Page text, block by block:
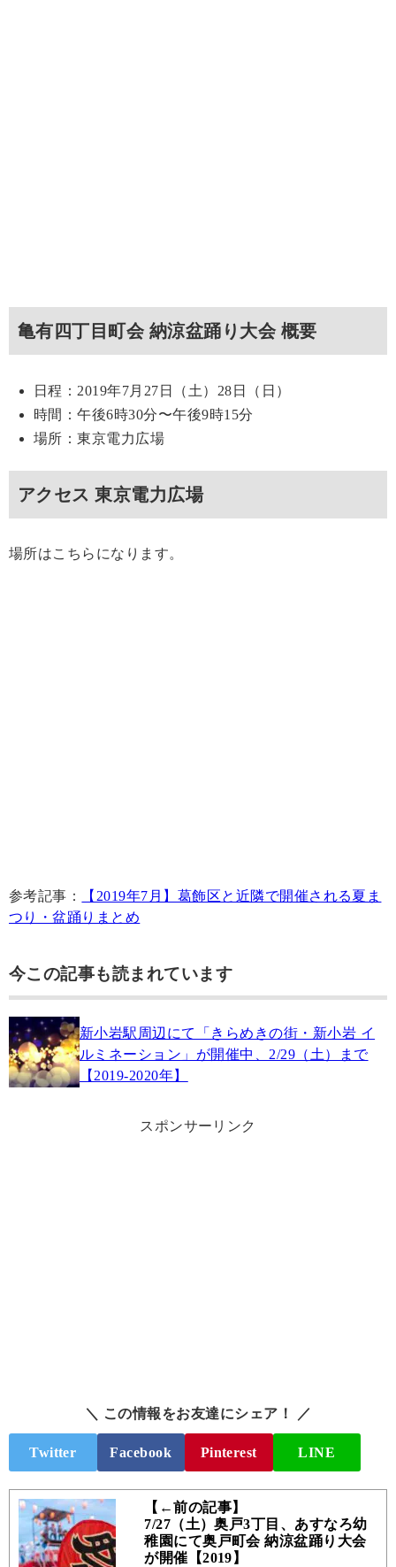
亀有四丁目町会 納涼盆踊り大会 概要
日程：2019年7月27日（土）28日（日）
時間：午後6時30分〜午後9時15分
場所：東京電力広場
アクセス 東京電力広場
場所はこちらになります。
参考記事：
【2019年7月】葛飾区と近隣で開催される夏ま
つり・盆踊りまとめ
今この記事も読まれています
新小岩駅周辺にて「きらめきの街・新小岩 イ
ルミネーション」が開催中、2/29（土）まで
【2019-2020年】
スポンサーリンク
＼ この情報をお友達にシェア！ ／
Twitter Facebook Pinterest LINE
【←前の記事】
7/27（土）奥戸3丁目、あすなろ幼
稚園にて奥戸町会 納涼盆踊り大会
が開催【2019】